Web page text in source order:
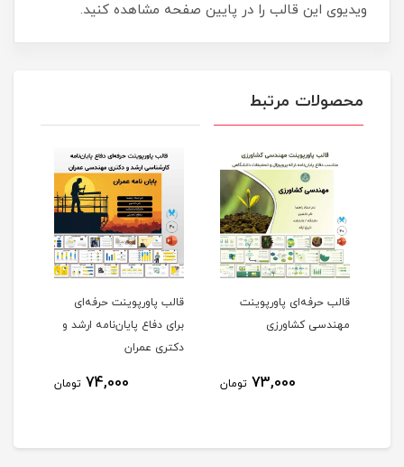
ویدیوی این قالب را در پایین صفحه مشاهده کنید.
محصولات مرتبط
قالب حرفه‌ای پاورپوینت
مهندسی کشاورزی
73,000 تومان
قالب پاورپوینت حرفه‌ای
برای دفاع پایان‌نامه ارشد و
دکتری عمران
74,000 تومان